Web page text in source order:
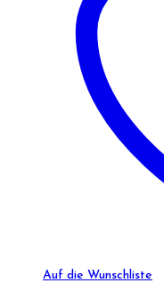
Auf die Wunschliste